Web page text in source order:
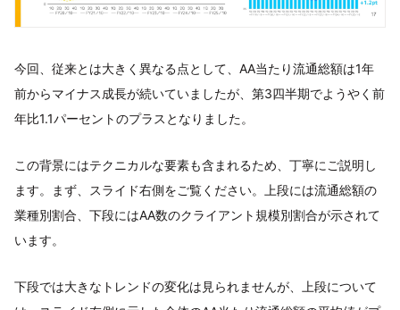
今回、従来とは大きく異なる点として、AA当たり流通総額は1年
前からマイナス成長が続いていましたが、第3四半期でようやく前
年比1.1パーセントのプラスとなりました。
この背景にはテクニカルな要素も含まれるため、丁寧にご説明し
ます。まず、スライド右側をご覧ください。上段には流通総額の
業種別割合、下段にはAA数のクライアント規模別割合が示されて
います。
下段では大きなトレンドの変化は見られませんが、上段について